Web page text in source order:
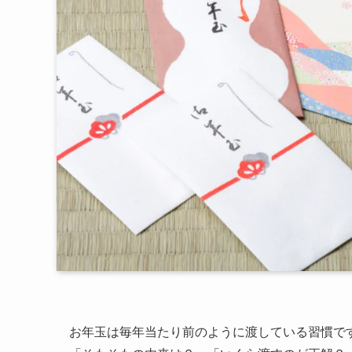
お年玉は毎年当たり前のように渡している習慣で